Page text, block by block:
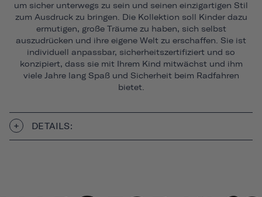
um sicher unterwegs zu sein und seinen einzigartigen Stil
zum Ausdruck zu bringen. Die Kollektion soll Kinder dazu
ermutigen, große Träume zu haben, sich selbst
auszudrücken und ihre eigene Welt zu erschaffen. Sie ist
individuell anpassbar, sicherheitszertifiziert und so
konzipiert, dass sie mit Ihrem Kind mitwächst und ihm
viele Jahre lang Spaß und Sicherheit beim Radfahren
bietet.
DETAILS: